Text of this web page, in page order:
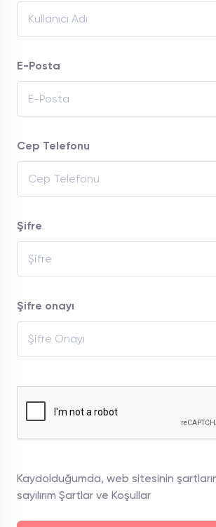
E-Posta
Cep Telefonu
Şifre
Şifre onayı
Kaydolduğumda, web sitesinin
sayılırım Şartlar ve Koşullar